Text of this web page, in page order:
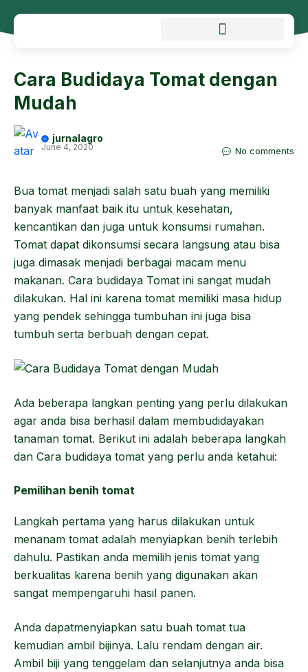
Cara Budidaya Tomat dengan
Mudah
jurnalagro
June 4, 2020 No comments
Bua tomat menjadi salah satu buah yang memiliki
banyak manfaat baik itu untuk kesehatan,
kencantikan dan juga untuk konsumsi rumahan.
Tomat dapat dikonsumsi secara langsung atau bisa
juga dimasak menjadi berbagai macam menu
makanan. Cara budidaya Tomat ini sangat mudah
dilakukan. Hal ini karena tomat memiliki masa hidup
yang pendek sehingga tumbuhan ini juga bisa
tumbuh serta berbuah dengan cepat.
Ada beberapa langkan penting yang perlu dilakukan
agar anda bisa berhasil dalam membudidayakan
tanaman tomat. Berikut ini adalah beberapa langkah
dan Cara budidaya tomat yang perlu anda ketahui:
Pemilihan benih tomat
Langkah pertama yang harus dilakukan untuk
menanam tomat adalah menyiapkan benih terlebih
dahulu. Pastikan anda memilih jenis tomat yang
berkualitas karena benih yang digunakan akan
sangat mempengaruhi hasil panen.
Anda dapatmenyiapkan satu buah tomat tua
kemudian ambil bijinya. Lalu rendam dengan air.
Ambil biji yang tenggelam dan selanjutnya anda bisa